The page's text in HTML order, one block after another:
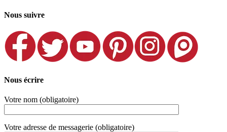
Nous suivre
Nous écrire
Votre nom (obligatoire)
Votre adresse de messagerie (obligatoire)